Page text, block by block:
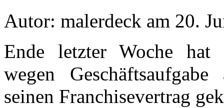
Autor: malerdeck am 20.
Ende letzter Woche hat
wegen
seinen Franchisevertrag